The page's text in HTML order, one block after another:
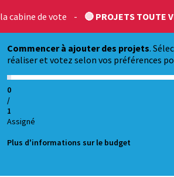
cabine de vote - 🔴 PROJETS TOUTE
Commencer à ajouter des projets.
réaliser et votez selon vos préférences
0
/
1
Assigné
Plus d'informations sur le budget